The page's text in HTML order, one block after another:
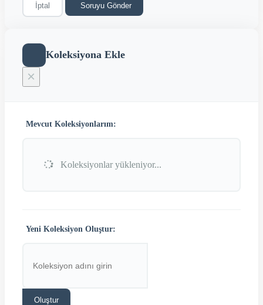
İptal Soruyu Gönder
Koleksiyona Ekle
×
Mevcut Koleksiyonlarım:
Koleksiyonlar yükleniyor...
Yeni Koleksiyon Oluştur:
Oluştur